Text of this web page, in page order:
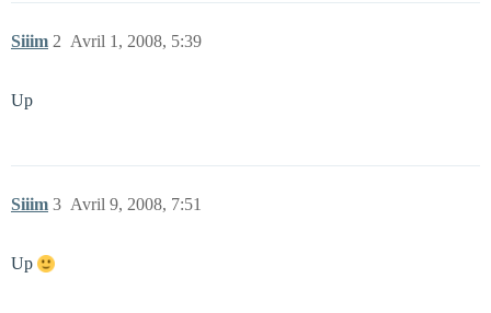
Siiim Avril 1, 2008, 5:39
2
Up
Siiim Avril 9, 2008, 7:51
3
Up